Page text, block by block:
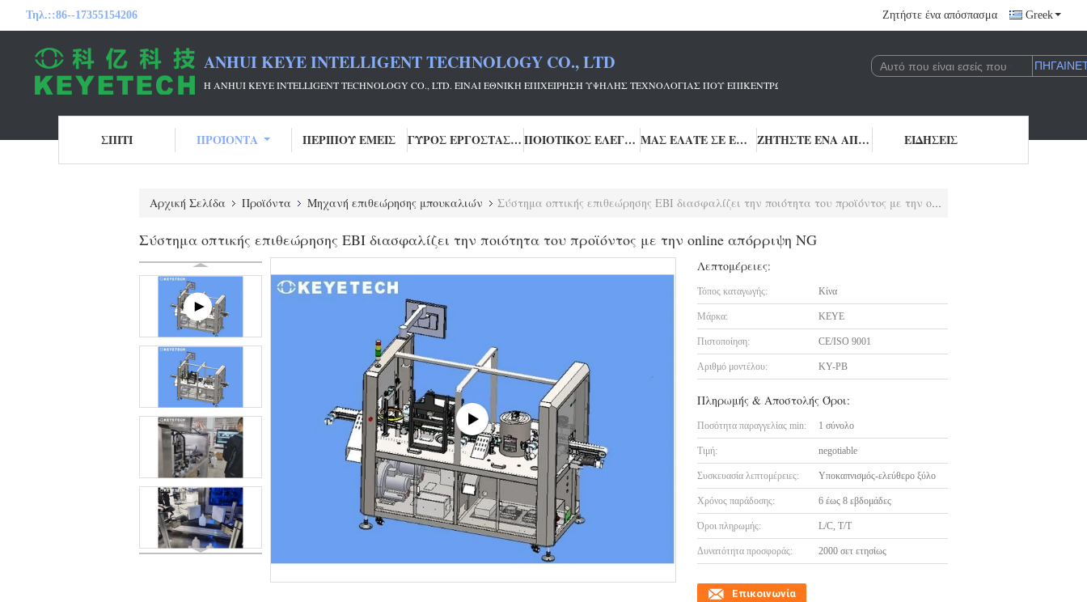
Τηλ.::86--17355154206 Ζητήστε ένα απόσπασμα Greek
ANHUI KEYE INTELLIGENT TECHNOLOGY CO., LTD
Η ANHUI KEYE INTELLIGENT TECHNOLOGY CO., LTD. ΕΊΝΑΙ ΕΘΝΙΚΉ ΕΠΙΧΕΊΡΗΣΗ ΥΨΗΛΉΣ ΤΕΧΝΟΛΟΓΊΑΣ ΠΟΥ ΕΠΙΚΕΝΤΡΏΝΕΤΑΙ ΣΤΗΝ ΈΡΕΥΝΑ ΚΑΙ ΑΝΆΠΤΥΞΗ ΚΑΙ ΤΗΝ
ΣΠΊΤΙ ΠΡΟΪΌΝΤΑ ΠΕΡΊΠΟΥ ΕΜΕΊΣ ΓΎΡΟΣ ΕΡΓΟΣΤΑΣΊΩΝ ΠΟΙΟΤΙΚΌΣ ΈΛΕΓΧΟΣ ΜΑΣ ΕΛΆΤΕ ΣΕ ΕΠΑΦΉ ΜΕ ΖΗΤΉΣΤΕ ΈΝΑ ΑΠΌΣΠΑΣΜΑ ΕΙΔΉΣΕΙΣ
Αρχική Σελίδα Προϊόντα Μηχανή επιθεώρησης μπουκαλιών Σύστημα οπτικής επιθεώρησης EBI διασφαλίζει την ποιότητα του προϊόντος με την online απόρριψη NG
Σύστημα οπτικής επιθεώρησης EBI διασφαλίζει την ποιότητα του προϊόντος με την online απόρριψη NG
Λεπτομέρειες:
Τόπος καταγωγής: Κίνα
Μάρκα: KEYE
Πιστοποίηση: CE/ISO 9001
Αριθμό μοντέλου: KY-PB
Πληρωμής & Αποστολής Όροι:
Ποσότητα παραγγελίας min: 1 σύνολο
Τιμή: negotiable
Συσκευασία λεπτομέρειες: Υποκαπνισμός-ελεύθερο ξύλο
Χρόνος παράδοσης: 6 έως 8 εβδομάδες
Όροι πληρωμής: L/C, T/T
Δυνατότητα προσφοράς: 2000 σετ ετησίως
Επικοινωνία